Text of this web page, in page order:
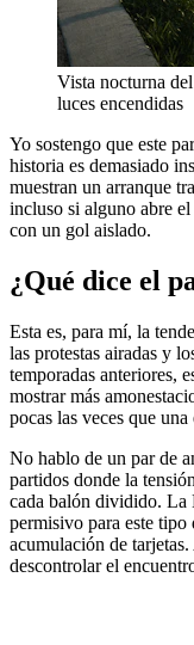
Vista nocturna
luces encendidas
Yo sostengo que este
historia es demasiado
muestran un arranque
incluso si alguno abre
con un gol aislado.
¿Qué dice el
Esta es, para mí, la
las protestas airadas y
temporadas anteriores,
mostrar más
pocas las veces que
No hablo de un par de
partidos donde la
cada balón dividido. La
permisivo para este tipo
acumulación de
descontrolar el